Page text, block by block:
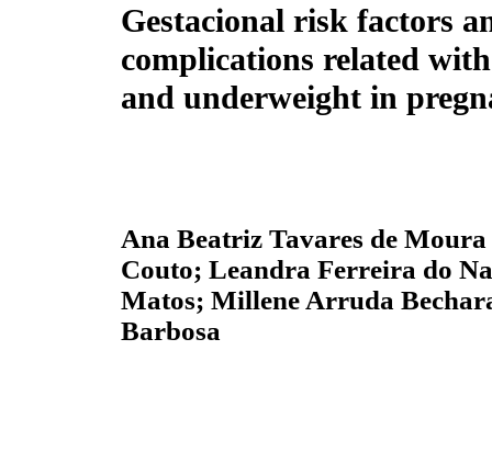
Gestacional risk factors
complications related
and underweight in
Ana Beatriz Tavares de
Couto; Leandra Ferreira do
Matos; Millene Arruda
Barbosa